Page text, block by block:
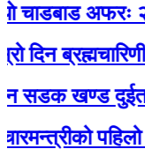
अफरः २५०
ब्रह्मचारिणी
खण्ड दुईतर्फी
पहिलो